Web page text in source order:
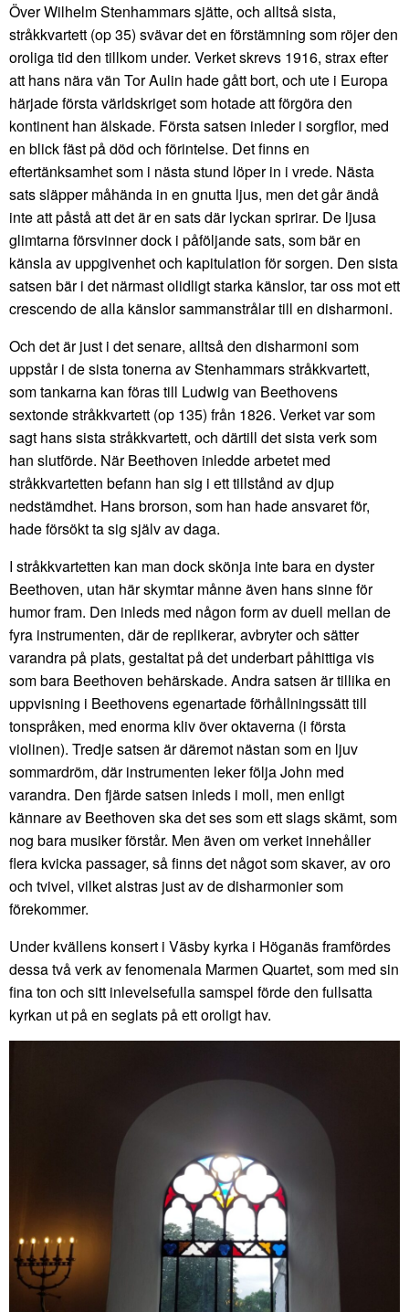
Över Wilhelm Stenhammars sjätte, och alltså sista,
stråkkvartett (op 35) svävar det en förstämning som röjer den
oroliga tid den tillkom under. Verket skrevs 1916, strax efter
att hans nära vän Tor Aulin hade gått bort, och ute i Europa
härjade första världskriget som hotade att förgöra den
kontinent han älskade. Första satsen inleder i sorgflor, med
en blick fäst på död och förintelse. Det finns en
eftertänksamhet som i nästa stund löper in i vrede. Nästa
sats släpper måhända in en gnutta ljus, men det går ändå
inte att påstå att det är en sats där lyckan sprirar. De ljusa
glimtarna försvinner dock i påföljande sats, som bär en
känsla av uppgivenhet och kapitulation för sorgen. Den sista
satsen bär i det närmast olidligt starka känslor, tar oss mot ett
crescendo de alla känslor sammanstrålar till en disharmoni.
Och det är just i det senare, alltså den disharmoni som
uppstår i de sista tonerna av Stenhammars stråkkvartett,
som tankarna kan föras till Ludwig van Beethovens
sextonde stråkkvartett (op 135) från 1826. Verket var som
sagt hans sista stråkkvartett, och därtill det sista verk som
han slutförde. När Beethoven inledde arbetet med
stråkkvartetten befann han sig i ett tillstånd av djup
nedstämdhet. Hans brorson, som han hade ansvaret för,
hade försökt ta sig själv av daga.
I stråkkvartetten kan man dock skönja inte bara en dyster
Beethoven, utan här skymtar månne även hans sinne för
humor fram. Den inleds med någon form av duell mellan de
fyra instrumenten, där de replikerar, avbryter och sätter
varandra på plats, gestaltat på det underbart påhittiga vis
som bara Beethoven behärskade. Andra satsen är tillika en
uppvisning i Beethovens egenartade förhållningssätt till
tonspråken, med enorma kliv över oktaverna (i första
violinen). Tredje satsen är däremot nästan som en ljuv
sommardröm, där instrumenten leker följa John med
varandra. Den fjärde satsen inleds i moll, men enligt
kännare av Beethoven ska det ses som ett slags skämt, som
nog bara musiker förstår. Men även om verket innehåller
flera kvicka passager, så finns det något som skaver, av oro
och tvivel, vilket alstras just av de disharmonier som
förekommer.
Under kvällens konsert i Väsby kyrka i Höganäs framfördes
dessa två verk av fenomenala Marmen Quartet, som med sin
fina ton och sitt inlevelsefulla samspel förde den fullsatta
kyrkan ut på en seglats på ett oroligt hav.